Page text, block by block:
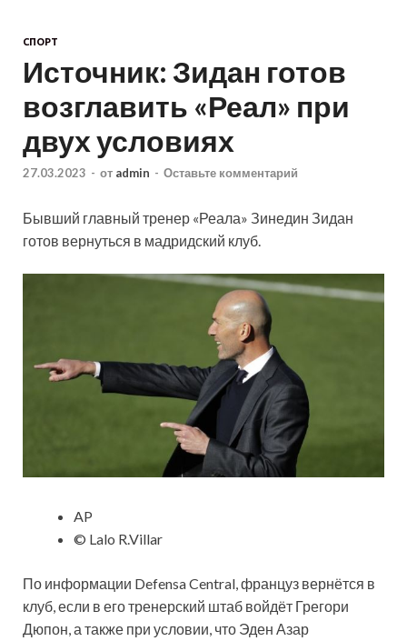
СПОРТ
Источник: Зидан готов
возглавить «Реал» при
двух условиях
27.03.2023 - от admin - Оставьте комментарий
Бывший главный тренер «Реала» Зинедин Зидан
готов вернуться в мадридский клуб.
AP
© Lalo R.Villar
По информации Defensa Central, француз вернётся в
клуб, если в его тренерский штаб войдёт Грегори
Дюпон, а также при условии, что Эден Азар